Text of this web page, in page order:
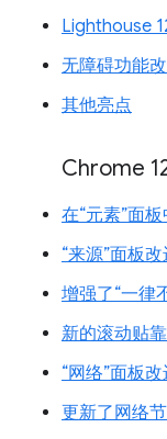
Lighthouse
无障碍功能
其他亮点
Chrome
在“元素”面
“来源”面板
增强了“一律
新的滚动贴
“网络”面板
更新了网络